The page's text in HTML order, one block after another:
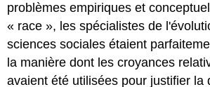
problèmes empiriques et
« race », les spécialistes de
sciences sociales étaient
la manière dont les croyances
avaient été utilisées pour justifier la